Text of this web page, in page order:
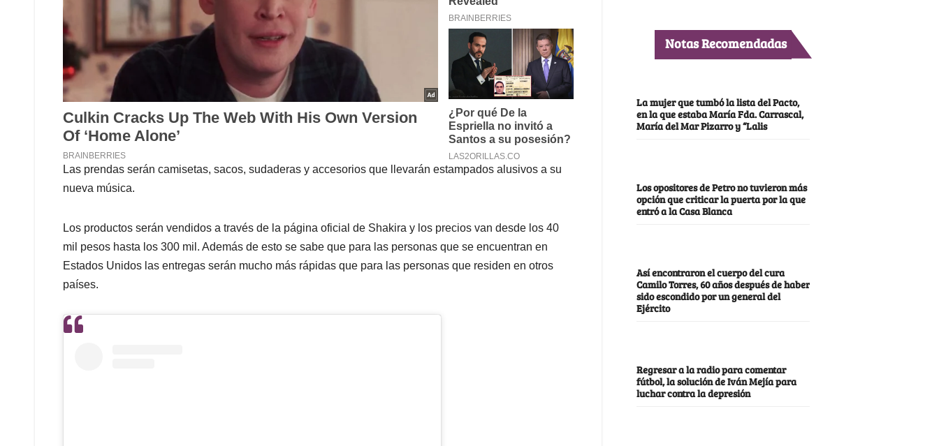
Las prendas serán camisetas, sacos, sudaderas y accesorios que llevarán estampados alusivos a su
nueva música.
Los productos serán vendidos a través de la página oficial de Shakira y los precios van desde los 40
mil pesos hasta los 300 mil. Además de esto se sabe que para las personas que se encuentran en
Estados Unidos las entregas serán mucho más rápidas que para las personas que residen en otros
países.
Notas Recomendadas
La mujer que tumbó la lista del Pacto,
en la que estaba María Fda. Carrascal,
María del Mar Pizarro y “Lalis
Los opositores de Petro no tuvieron más
opción que criticar la puerta por la que
entró a la Casa Blanca
Así encontraron el cuerpo del cura
Camilo Torres, 60 años después de haber
sido escondido por un general del
Ejército
Regresar a la radio para comentar
fútbol, la solución de Iván Mejía para
luchar contra la depresión